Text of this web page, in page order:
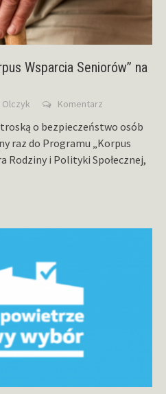
Wsparcia Seniorów” na
Komentarz
o bezpieczeństwo osób
raz do Programu „Korpus
Rodziny i Polityki Społecznej,